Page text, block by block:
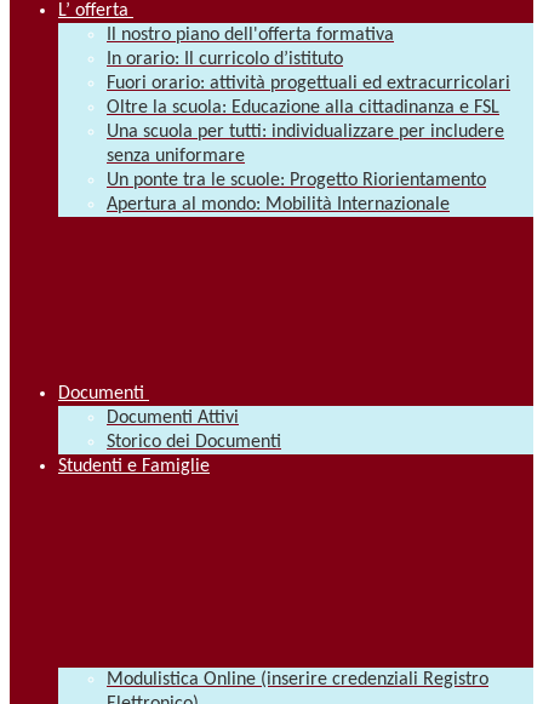
L’ offerta
Il nostro piano dell'offerta formativa
In orario: Il curricolo d’istituto
Fuori orario: attività progettuali ed extracurricolari
Oltre la scuola: Educazione alla cittadinanza e FSL
Una scuola per tutti: individualizzare per includere
senza uniformare
Un ponte tra le scuole: Progetto Riorientamento
Apertura al mondo: Mobilità Internazionale
Documenti
Documenti Attivi
Storico dei Documenti
Studenti e Famiglie
Modulistica Online (inserire credenziali Registro